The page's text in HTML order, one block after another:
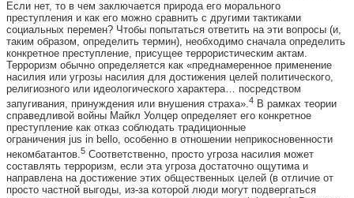
Если нет, то в чем заключается природа его морального
преступления и как его можно сравнить с другими тактиками
социальных перемен? Чтобы попытаться ответить на эти вопросы (и,
таким образом, определить термин), необходимо сначала определить
конкретное преступление, присущее террористическим актам.
Терроризм обычно определяется как «преднамеренное применение
насилия или угрозы насилия для достижения целей политического,
религиозного или идеологического характера… посредством
запугивания, принуждения или внушения страха».4 В рамках теории
справедливой войны Майкл Уолцер определяет его конкретное
преступление как отказ соблюдать традиционные
ограничения jus in bello, особенно в отношении неприкосновенности
некомбатантов.5 Соответственно, просто угроза насилия может
составлять терроризм, если эта угроза достаточно ощутима и
направлена на достижение этих общественных целей (в отличие от
просто частной выгоды, из-за которой люди могут подвергаться